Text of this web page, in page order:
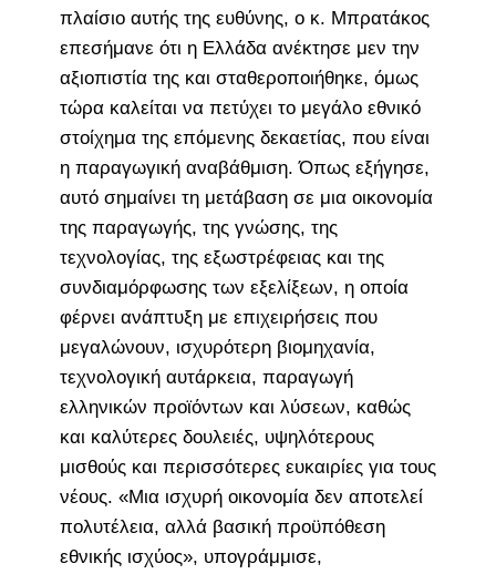
πλαίσιο αυτής της ευθύνης, ο κ. Μπρατάκος
επεσήμανε ότι η Ελλάδα ανέκτησε μεν την
αξιοπιστία της και σταθεροποιήθηκε, όμως
τώρα καλείται να πετύχει το μεγάλο εθνικό
στοίχημα της επόμενης δεκαετίας, που είναι
η παραγωγική αναβάθμιση. Όπως εξήγησε,
αυτό σημαίνει τη μετάβαση σε μια οικονομία
της παραγωγής, της γνώσης, της
τεχνολογίας, της εξωστρέφειας και της
συνδιαμόρφωσης των εξελίξεων, η οποία
φέρνει ανάπτυξη με επιχειρήσεις που
μεγαλώνουν, ισχυρότερη βιομηχανία,
τεχνολογική αυτάρκεια, παραγωγή
ελληνικών προϊόντων και λύσεων, καθώς
και καλύτερες δουλειές, υψηλότερους
μισθούς και περισσότερες ευκαιρίες για τους
νέους. «Μια ισχυρή οικονομία δεν αποτελεί
πολυτέλεια, αλλά βασική προϋπόθεση
εθνικής ισχύος», υπογράμμισε,